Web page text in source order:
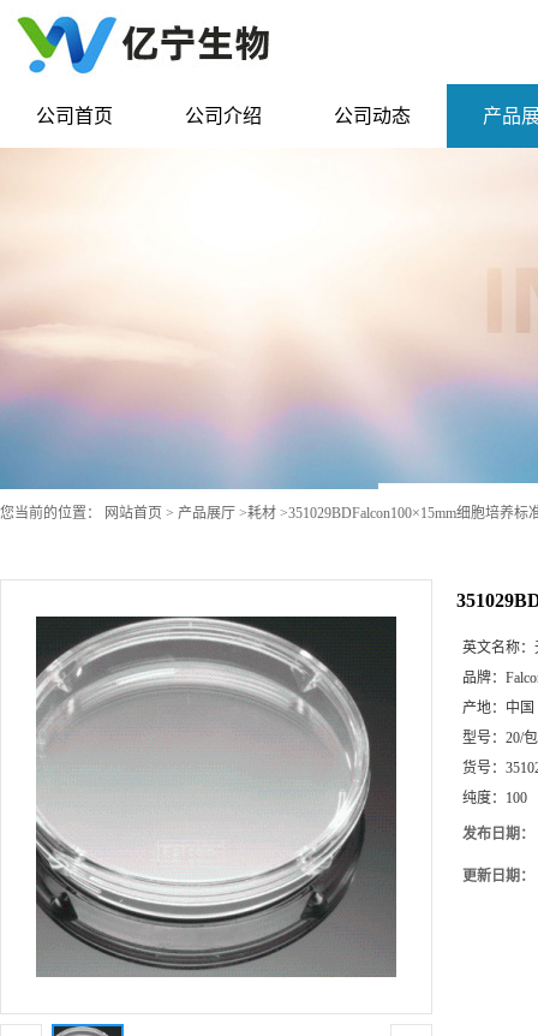
公司首页 公司介绍 公司动态 产品
您当前的位置： 网站首页 > 产品展厅 >耗材 >351029BDFalcon100×15mm细胞培养标
英文名称：
品牌：
产地： 中国
型号： 20/
货号：
纯度： 100
发布日期：
更新日期：